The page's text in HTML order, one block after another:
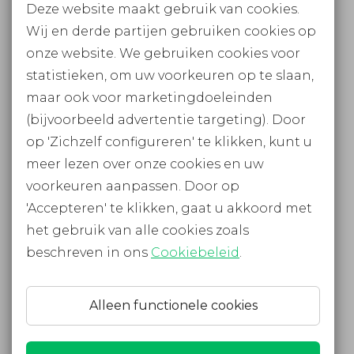
Blijf op de hoogte
FACEBOOK
INSTAGRAM
Informatie
Algemene voorwaarden
Privacy- & cookiebeleid
Powered byYourdailydrive
Deze website maakt gebruik van cookies.
Wij en derde partijen gebruiken cookies op
onze website. We gebruiken cookies voor
statistieken, om uw voorkeuren op te slaan,
maar ook voor marketingdoeleinden
(bijvoorbeeld advertentie targeting). Door
op 'Zichzelf configureren' te klikken, kunt u
meer lezen over onze cookies en uw
voorkeuren aanpassen. Door op
'Accepteren' te klikken, gaat u akkoord met
het gebruik van alle cookies zoals
beschreven in ons Cookiebeleid.
Alleen functionele cookies